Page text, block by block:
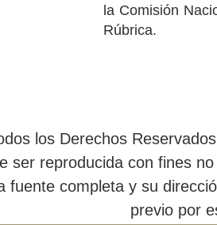
la Comisión
Rúbrica.
los Derechos
ser reproducida con fines
fuente completa y su
previo por